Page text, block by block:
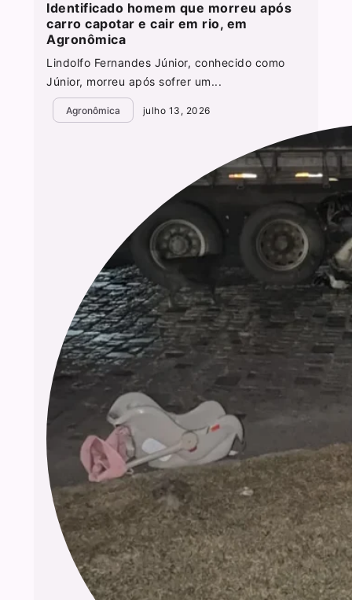
Identificado homem que morreu após
carro capotar e cair em rio, em
Agronômica
Lindolfo Fernandes Júnior, conhecido como
Júnior, morreu após sofrer um...
Agronômica julho 13, 2026